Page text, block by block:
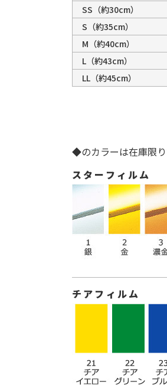
SS （約30cm）
S （約35cm）
M （約40cm）
L（約43cm）
LL（約45cm）
◆のカラーは在庫限り
スターフィルム
チアフィルム